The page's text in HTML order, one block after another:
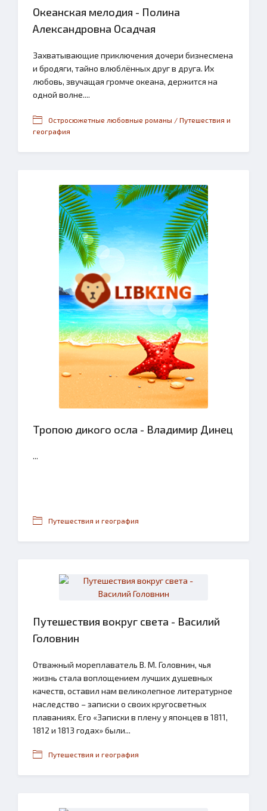
Океанская мелодия - Полина
Александровна Осадчая
Захватывающие приключения дочери бизнесмена
и бродяги, тайно влюблённых друг в друга. Их
любовь, звучащая громче океана, держится на
одной волне....
Остросюжетные любовные романы / Путешествия и
география
Тропою дикого осла - Владимир Динец
...
Путешествия и география
Путешествия вокруг света - Василий
Головнин
Отважный мореплаватель В. М. Головнин, чья
жизнь стала воплощением лучших душевных
качеств, оставил нам великолепное литературное
наследство – записки о своих кругосветных
плаваниях. Его «Записки в плену у японцев в 1811,
1812 и 1813 годах» были...
Путешествия и география